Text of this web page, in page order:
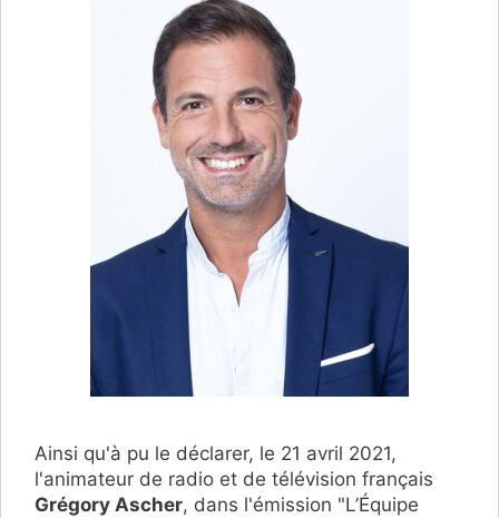
Ainsi qu'à pu le déclarer, le 21 avril 2021,
l'animateur de radio et de télévision français
Grégory Ascher, dans l'émission "L’Équipe